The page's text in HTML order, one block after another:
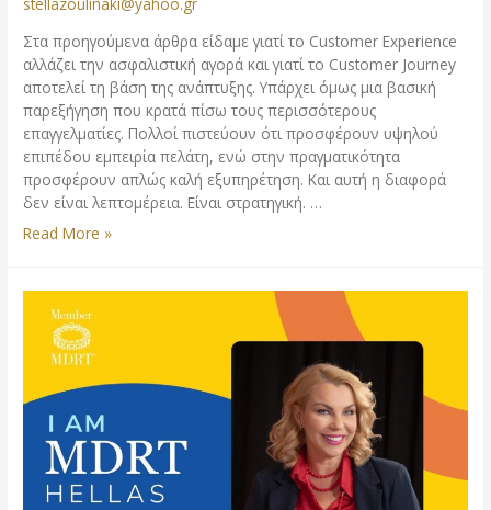
Στα προηγούμενα άρθρα είδαμε γιατί το Customer Experience
αλλάζει την ασφαλιστική αγορά και γιατί το Customer Journey
αποτελεί τη βάση της ανάπτυξης. Υπάρχει όμως μια βασική
παρεξήγηση που κρατά πίσω τους περισσότερους
επαγγελματίες. Πολλοί πιστεύουν ότι προσφέρουν υψηλού
επιπέδου εμπειρία πελάτη, ενώ στην πραγματικότητα
προσφέρουν απλώς καλή εξυπηρέτηση. Και αυτή η διαφορά
δεν είναι λεπτομέρεια. Είναι στρατηγική. …
Read More »